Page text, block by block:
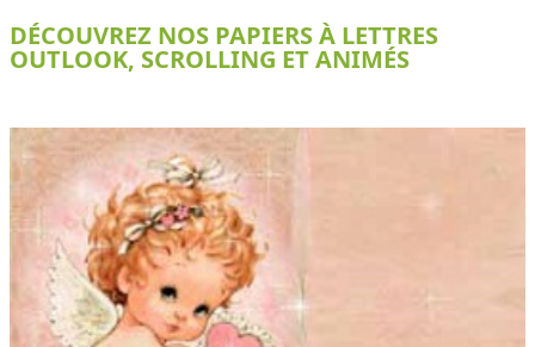
DÉCOUVREZ NOS PAPIERS À LETTRES
OUTLOOK, SCROLLING ET ANIMÉS